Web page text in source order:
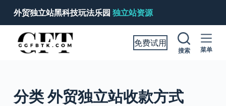
跳
过
内
外贸独立站黑科技玩法乐园 独立站资源
免费试用
搜索 菜单
分类外贸独立站收款方式